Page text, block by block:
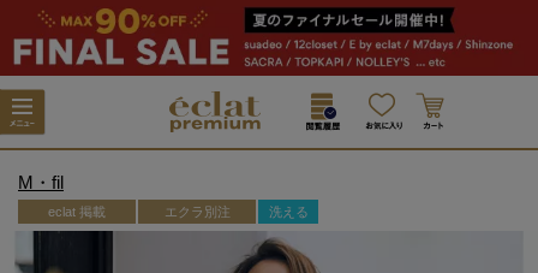
M・fil
eclat 掲載 エクラ別注 洗える